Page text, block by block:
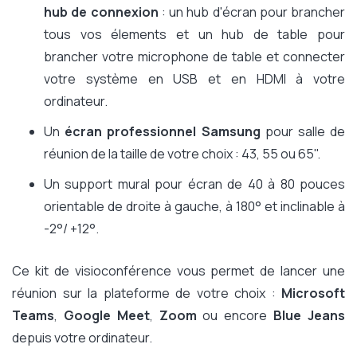
hub de connexion : un hub d'écran pour brancher
tous vos élements et un hub de table pour
brancher votre microphone de table et connecter
votre système en USB et en HDMI à votre
ordinateur.
Un écran professionnel Samsung pour salle de
réunion de la taille de votre choix : 43, 55 ou 65".
Un support mural pour écran de 40 à 80 pouces
orientable de droite à gauche, à 180° et inclinable à
-2°/ +12°.
Ce kit de visioconférence vous permet de lancer une
réunion sur la plateforme de votre choix : Microsoft
Teams, Google Meet, Zoomou encore Blue Jeans
depuis votre ordinateur.